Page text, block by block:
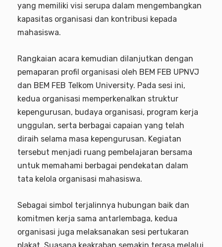
yang memiliki visi serupa dalam mengembangkan
kapasitas organisasi dan kontribusi kepada
mahasiswa.
Rangkaian acara kemudian dilanjutkan dengan
pemaparan profil organisasi oleh BEM FEB UPNVJ
dan BEM FEB Telkom University. Pada sesi ini,
kedua organisasi memperkenalkan struktur
kepengurusan, budaya organisasi, program kerja
unggulan, serta berbagai capaian yang telah
diraih selama masa kepengurusan. Kegiatan
tersebut menjadi ruang pembelajaran bersama
untuk memahami berbagai pendekatan dalam
tata kelola organisasi mahasiswa.
Sebagai simbol terjalinnya hubungan baik dan
komitmen kerja sama antarlembaga, kedua
organisasi juga melaksanakan sesi pertukaran
plakat. Suasana keakraban semakin terasa melalui